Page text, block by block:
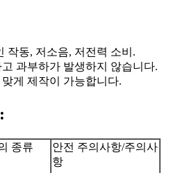
작동, 저소음, 저전력 소비.
과부하가 발생하지 않습니다.
게 제작이 가능합니다.
종류
안전 주의사항/주의사
항